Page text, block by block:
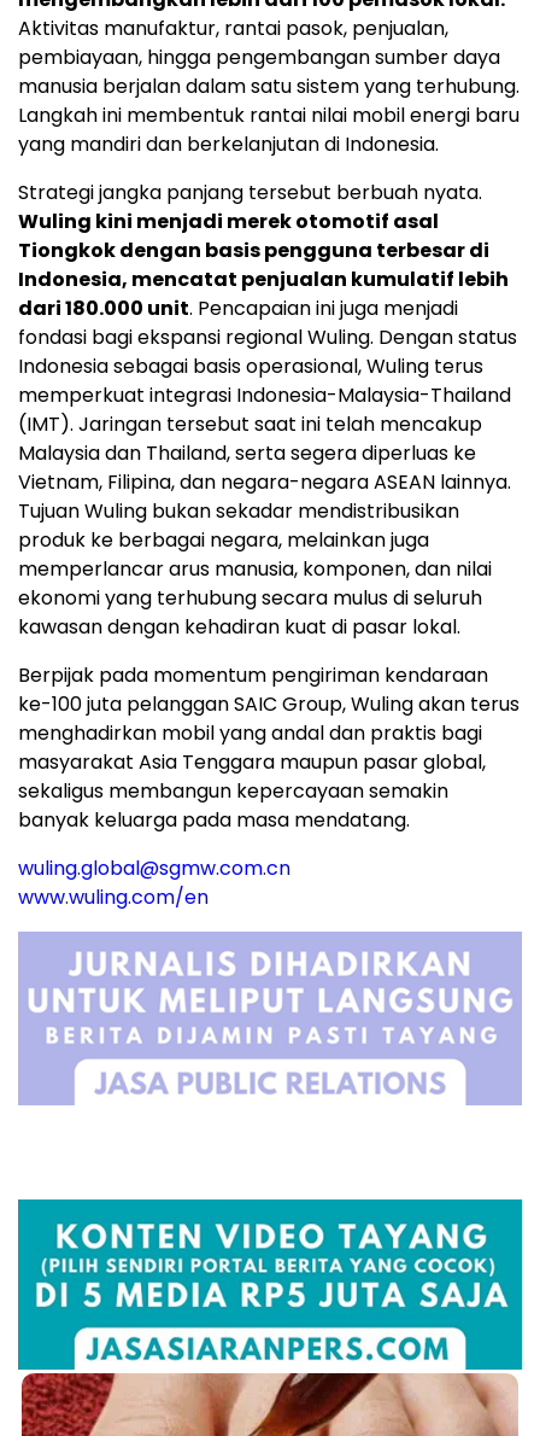
Aktivitas manufaktur, rantai pasok, penjualan,
pembiayaan, hingga pengembangan sumber daya
manusia berjalan dalam satu sistem yang terhubung.
Langkah ini membentuk rantai nilai mobil energi baru
yang mandiri dan berkelanjutan di Indonesia.
Strategi jangka panjang tersebut berbuah nyata.
Wuling kini menjadi merek otomotif asal
Tiongkok dengan basis pengguna terbesar di
Indonesia, mencatat penjualan kumulatif lebih
dari 180.000 unit. Pencapaian ini juga menjadi
fondasi bagi ekspansi regional Wuling. Dengan status
Indonesia sebagai basis operasional, Wuling terus
memperkuat integrasi Indonesia-Malaysia-Thailand
(IMT). Jaringan tersebut saat ini telah mencakup
Malaysia dan Thailand, serta segera diperluas ke
Vietnam, Filipina, dan negara-negara ASEAN lainnya.
Tujuan Wuling bukan sekadar mendistribusikan
produk ke berbagai negara, melainkan juga
memperlancar arus manusia, komponen, dan nilai
ekonomi yang terhubung secara mulus di seluruh
kawasan dengan kehadiran kuat di pasar lokal.
Berpijak pada momentum pengiriman kendaraan
ke-100 juta pelanggan SAIC Group, Wuling akan terus
menghadirkan mobil yang andal dan praktis bagi
masyarakat Asia Tenggara maupun pasar global,
sekaligus membangun kepercayaan semakin
banyak keluarga pada masa mendatang.
wuling.global@sgmw.com.cn
www.wuling.com/en